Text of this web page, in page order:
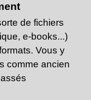
de fichiers
e-books...)
Vous y
comme ancien